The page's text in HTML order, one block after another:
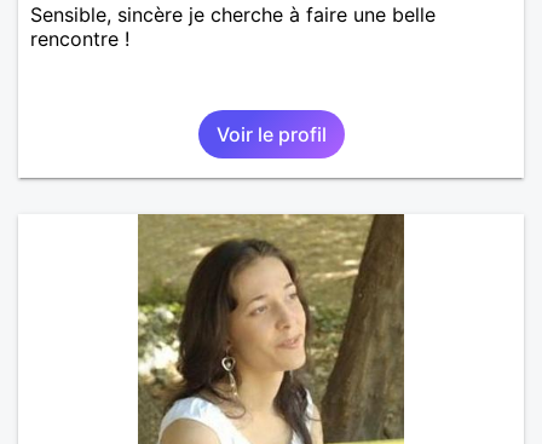
Sensible, sincère je cherche à faire une belle
rencontre !
Voir le profil